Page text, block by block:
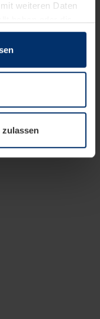
weiteren Daten
gesammelt
unbedingt
Typen benötigen
Sie jederzeit
ändern oder